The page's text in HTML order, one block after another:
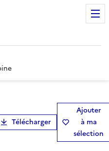
Télécharger
Ajouter
à ma
sélection